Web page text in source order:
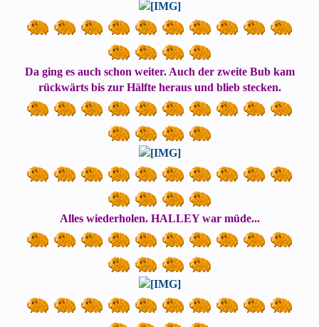
Da ging es auch schon weiter. Auch der zweite Bub kam
rückwärts bis zur Hälfte heraus und blieb stecken.
Alles wiederholen. HALLEY war müde...